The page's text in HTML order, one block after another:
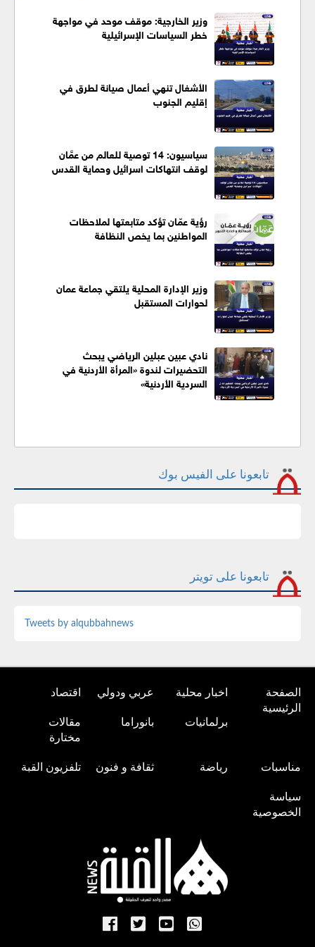
وزير الخارجية: موقف موحد في مواجهة
خطر السياسات الإسرائيلية
الأشغال تنهي أعمال صيانة لطرق في
إقليم الجنوب
سياسيون: 14 توصية للعالم من عمَّان
لوقف انتهاكات اسرائيل وحماية القدس
رؤية عمّان تؤكد متابعتها لملاحظات
المواطنين بما يخص النظافة
وزير الإدارة المحلية يلتقي جماعة عمان
لحوارات المستقبل
نادي عبين عبلين الرياضي يبحث
التحضيرات لندوة «المرأة الأردنية في
السردية الأردنية»
تابعونا على الفيس بوك
تابعونا على تويتر
Tweets by alqubbahnews
الصفحة
الرئيسية
اخبار محلية عربي ودولي اقتصاد
برلمانيات بانوراما
مقالات
مختارة
مناسبات رياضة ثقافة و فنون تلفزيون القبة
سياسة
الخصوصية